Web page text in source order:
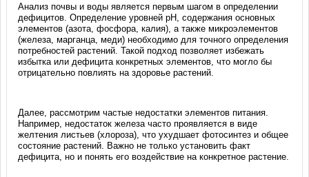
Анализ почвы и воды является первым шагом в определении
дефицитов. Определение уровней pH, содержания основных
элементов (азота, фосфора, калия), а также микроэлементов
(железа, марганца, меди) необходимо для точного определения
потребностей растений. Такой подход позволяет избежать
избытка или дефицита конкретных элементов, что могло бы
отрицательно повлиять на здоровье растений.
Далее, рассмотрим частые недостатки элементов питания.
Например, недостаток железа часто проявляется в виде
желтения листьев (хлороза), что ухудшает фотосинтез и общее
состояние растений. Важно не только установить факт
дефицита, но и понять его воздействие на конкретное растение.